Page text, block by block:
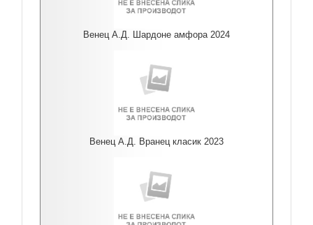
Венец А.Д. Шардоне амфора 2024
Венец А.Д. Вранец класик 2023